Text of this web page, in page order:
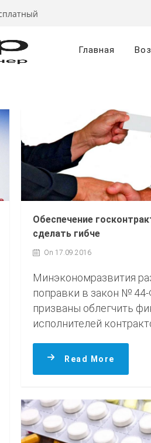
Главная
Обеспечение
сделать гибче
On 17.09.2016
Минэкономразвития
поправки в закон №
призваны облегчить
исполнителей
Read More